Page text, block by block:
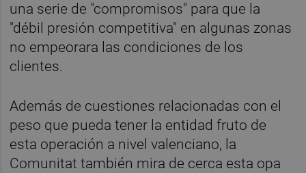
una serie de "compromisos" para que la
"débil presión competitiva" en algunas zonas
no empeorara las condiciones de los
clientes.
Además de cuestiones relacionadas con el
peso que pueda tener la entidad fruto de
esta operación a nivel valenciano, la
Comunitat también mira de cerca esta opa